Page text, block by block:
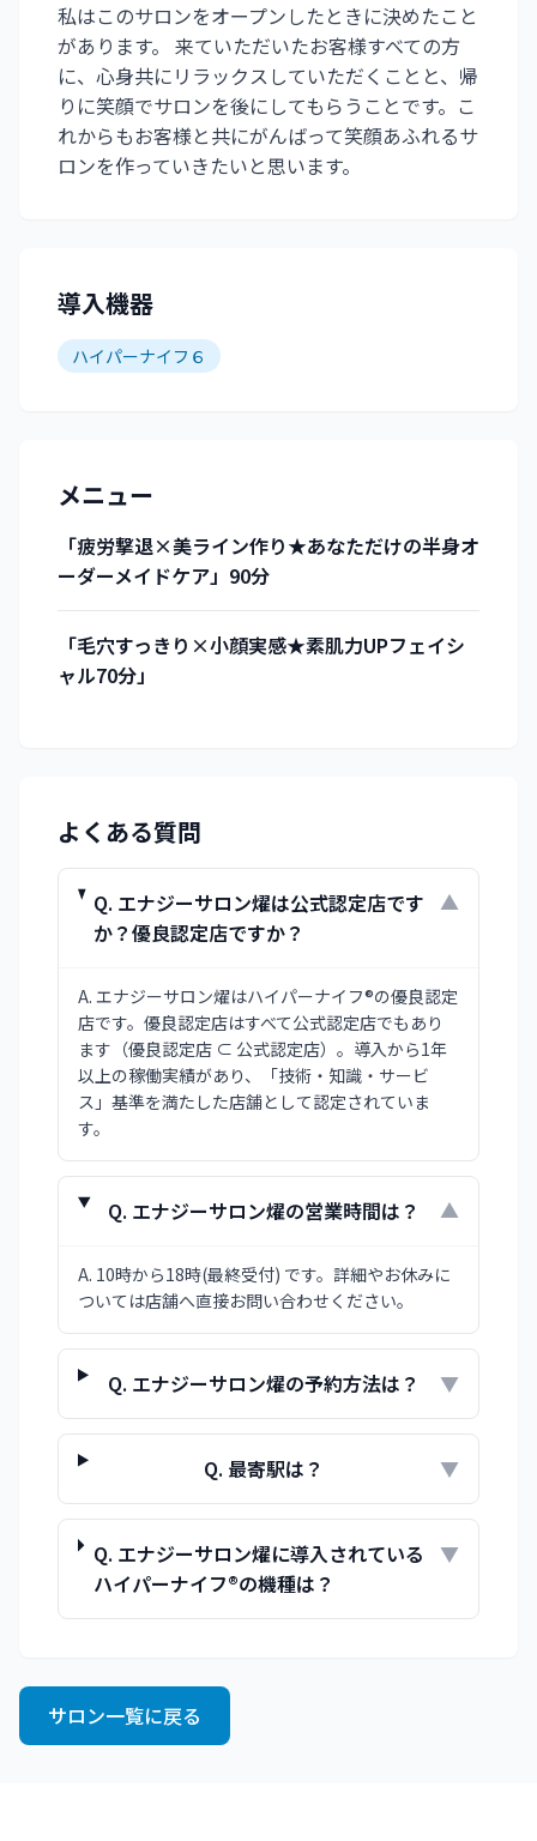
私はこのサロンをオープンしたときに決めたこと
があります。 来ていただいたお客様すべての方
に、心身共にリラックスしていただくことと、帰
りに笑顔でサロンを後にしてもらうことです。こ
れからもお客様と共にがんばって笑顔あふれるサ
ロンを作っていきたいと思います。
導入機器
ハイパーナイフ６
メニュー
「疲労撃退×美ライン作り★あなただけの半身オ
ーダーメイドケア」90分
「毛穴すっきり×小顔実感★素肌力UPフェイシ
ャル70分」
よくある質問
Q. エナジーサロン燿は公式認定店です
か？優良認定店ですか？
▼
A. エナジーサロン燿はハイパーナイフ®の優良認定
店です。優良認定店はすべて公式認定店でもあり
ます（優良認定店 ⊂ 公式認定店）。導入から1年
以上の稼働実績があり、「技術・知識・サービ
ス」基準を満たした店舗として認定されていま
す。
Q. エナジーサロン燿の営業時間は？ ▼
A. 10時から18時(最終受付) です。詳細やお休みに
ついては店舗へ直接お問い合わせください。
Q. エナジーサロン燿の予約方法は？ ▼
Q. 最寄駅は？ ▼
Q. エナジーサロン燿に導入されている
ハイパーナイフ®の機種は？
▼
サロン一覧に戻る